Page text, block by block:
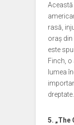
rasă,
oraș din
este
Finch,
lumea
dreptate.
5. „The